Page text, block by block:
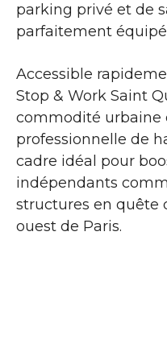
parking privé et de
parfaitement
Accessible
Stop & Work Saint
commodité urbaine
professionnelle de
cadre idéal pour
indépendants
structures en quête
ouest de Paris.